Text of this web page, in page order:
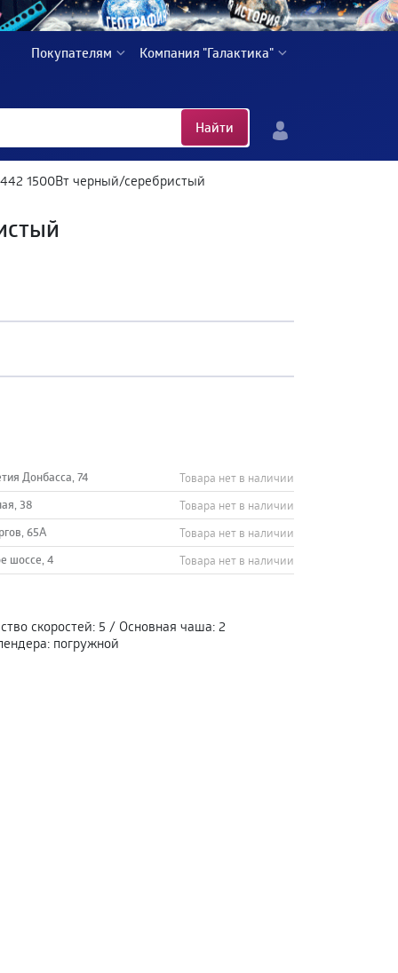
Покупателям Компания "Галактика"
Найти
1500Вт черный/серебристый
Донбасса, 74 Товара нет в наличии
38 Товара нет в наличии
65А Товара нет в наличии
шоссе, 4 Товара нет в наличии
скоростей: 5 / Основная чаша: 2
: погружной